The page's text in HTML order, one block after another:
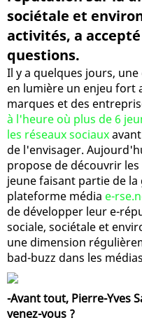
sociétale et
activités, a
questions.
Il y a quelques jours,
en lumière un enjeu fort
marques et des
à l'heure où plus de 6
les réseaux sociaux
de l'envisager.
propose de découvrir les
jeune faisant partie de
plateforme média e-
de développer leur e-
sociale, sociétale et
une dimension
bad-buzz dans les
-Avant tout, Pierre-Yves
venez-vous ?